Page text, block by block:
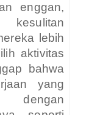
enggan,
kesulitan
lebih
aktivitas
bahwa
yang
dengan